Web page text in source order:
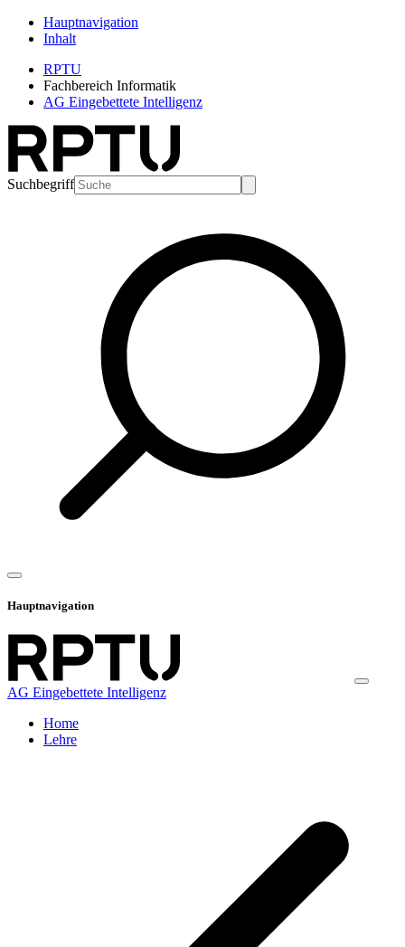
Hauptnavigation
Inhalt
RPTU
Fachbereich Informatik
AG Eingebettete Intelligenz
Suchbegriff
Hauptnavigation
AG Eingebettete Intelligenz
Home
Lehre